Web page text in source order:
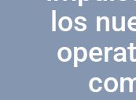
los